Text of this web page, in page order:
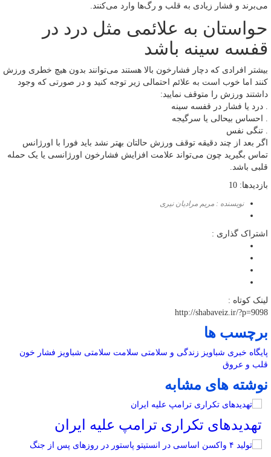
می‌برند و فشار زیادی به قلب و رگ‌ها وارد می‌کنند.
حواستان به علائمی مثل درد در
قفسه سینه باشد
بیشتر افرادی که دچار فشارخون بالا هستند می‌توانند بدون هیچ خطری ورزش
کنند اما خوب است به علائم احتمالی زیر توجه کنید و در صورتی که وجود
داشتند ورزش را متوقف نمایید:
. درد یا فشار در قفسه سینه
. احساس بیحالی یا سرگیجه
. تنگی نفس
اگر بعد از چند دقیقه توقف ورزش حالتان بهتر نشد باید فورا با اورژانس
تماس بگیرید چون می‌تواند علامت افزایش فشارخون اورژانسی یا یک حمله
قلبی باشد.
بازدیدها: 10
نویسنده : مریم مرادیان نیری
اشتراک گذاری :
لینک کوتاه :
http://shabaveiz.ir/?p=9098
برچسب ها
پایگاه خبری شباویز زندگی و سلامتی سلامت سلامتی شباویز فشار خون
قلب و عروق
نوشته های مشابه
تهدیدهای تکراری ترامپ علیه ایران